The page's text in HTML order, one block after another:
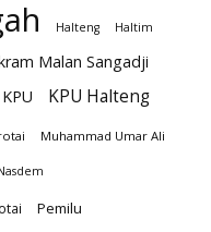
Halteng Haltim
Malan Sangadji
KPU KPU Halteng
Muhammad Umar Ali
Pemilu